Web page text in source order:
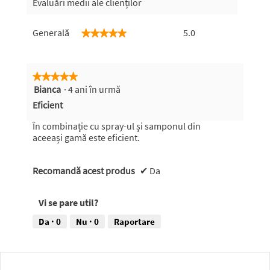
Evaluări medii ale clienților
Generală ★★★★★
★★★★★ 5.0
★★★★★
★★★★★
5
din
5
stele.
Bianca · 4 ani în urmă
Eficient
În combinație cu spray-ul și samponul din
aceeași gamă este eficient.
Recomandă acest produs ✔ Da
Vi se pare util?
Da · 0 Nu · 0 Raportare